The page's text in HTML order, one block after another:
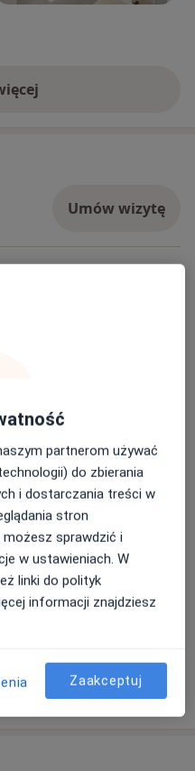
doświadczeniu
Umów wizytę
Umów wizytę
Umów wizytę
ceny?
partnerom używać
do zbierania
i dostarczania treści w
stron
sprawdzić i
w ustawieniach. W
linki do polityk
informacji znajdziesz
Zaakceptuj